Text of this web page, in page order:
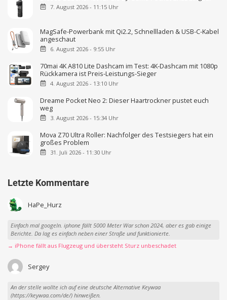
7. August 2026 - 11:15 Uhr
MagSafe-Powerbank mit Qi2.2, Schnellladen & USB-C-Kabel
angeschaut
6. August 2026 - 9:55 Uhr
70mai 4K A810 Lite Dashcam im Test: 4K-Dashcam mit 1080p
Rückkamera ist Preis-Leistungs-Sieger
4. August 2026 - 13:10 Uhr
Dreame Pocket Neo 2: Dieser Haartrockner pustet euch
weg
3. August 2026 - 15:34 Uhr
Mova Z70 Ultra Roller: Nachfolger des Testsiegers hat ein
großes Problem
31. Juli 2026 - 11:30 Uhr
Letzte Kommentare
HaPe_Hurz
Einfach mal googeln. iphone fällt 5000 Meter War schon 2024, aber es gab einige
Berichte. Da lag es einfach neben einer Straße und funktionierte.
→ iPhone fällt aus Flugzeug und übersteht Sturz unbeschadet
Sergey
An der stelle wollte ich auf eine deutsche Alternative Keywaa
(https://keywaa.com/de/) hinweißen.